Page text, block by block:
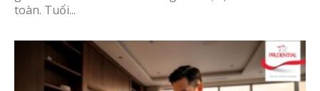
toàn. Tuổi...